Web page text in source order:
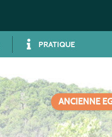
PRATIQUE
ANCIENNE